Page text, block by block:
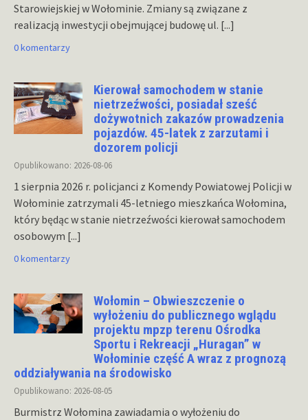
Starowiejskiej w Wołominie. Zmiany są związane z
realizacją inwestycji obejmującej budowę ul. [...]
0 komentarzy
Kierował samochodem w stanie
nietrzeźwości, posiadał sześć
dożywotnich zakazów prowadzenia
pojazdów. 45-latek z zarzutami i
dozorem policji
Opublikowano: 2026-08-06
1 sierpnia 2026 r. policjanci z Komendy Powiatowej Policji w
Wołominie zatrzymali 45-letniego mieszkańca Wołomina,
który będąc w stanie nietrzeźwości kierował samochodem
osobowym [...]
0 komentarzy
Wołomin – Obwieszczenie o
wyłożeniu do publicznego wglądu
projektu mpzp terenu Ośrodka
Sportu i Rekreacji „Huragan” w
Wołominie część A wraz z prognozą
oddziaływania na środowisko
Opublikowano: 2026-08-05
Burmistrz Wołomina zawiadamia o wyłożeniu do